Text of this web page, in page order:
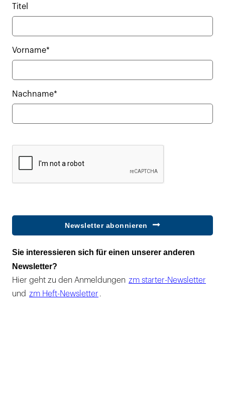
Titel
Vorname*
Nachname*
Newsletter abonnieren
Sie interessieren sich für einen unserer anderen
Newsletter?
Hier geht zu den Anmeldungen zm starter-Newsletter
und zm Heft-Newsletter .